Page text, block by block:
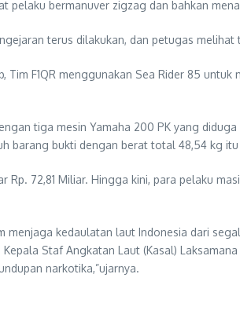
pelaku bermanuver zigzag dan bahkan
terus dilakukan, dan petugas
F1QR menggunakan Sea Rider 85
tiga mesin Yamaha 200 PK yang
barang bukti dengan berat total 48,54 kg
72,81 Miliar. Hingga kini, para pelaku
menjaga kedaulatan laut Indonesia dari
Staf Angkatan Laut (Kasal)
narkotika,”ujarnya.